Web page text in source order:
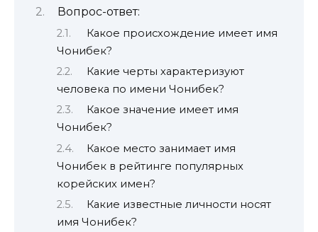
Вопрос-ответ:
Какое происхождение имеет имя
Чонибек?
Какие черты характеризуют
человека по имени Чонибек?
Какое значение имеет имя
Чонибек?
Какое место занимает имя
Чонибек в рейтинге популярных
корейских имен?
Какие известные личности носят
имя Чонибек?